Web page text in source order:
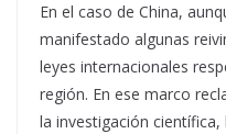
En el caso de China,
manifestado algunas
leyes internacionales
región. En ese marco
la investigación